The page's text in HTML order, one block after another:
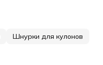
Шнурки для кулонов